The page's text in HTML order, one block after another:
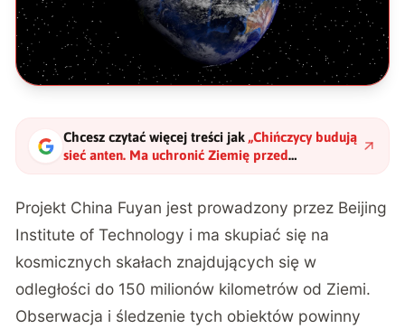
Chcesz czytać więcej treści jak „Chińczycy budują
sieć anten. Ma uchronić Ziemię przed
kosmicznym zagrożeniem"?
Projekt China Fuyan jest prowadzony przez Beijing
Institute of Technology i ma skupiać się na
kosmicznych skałach znajdujących się w
odległości do 150 milionów kilometrów od Ziemi.
Obserwacja i śledzenie tych obiektów powinny